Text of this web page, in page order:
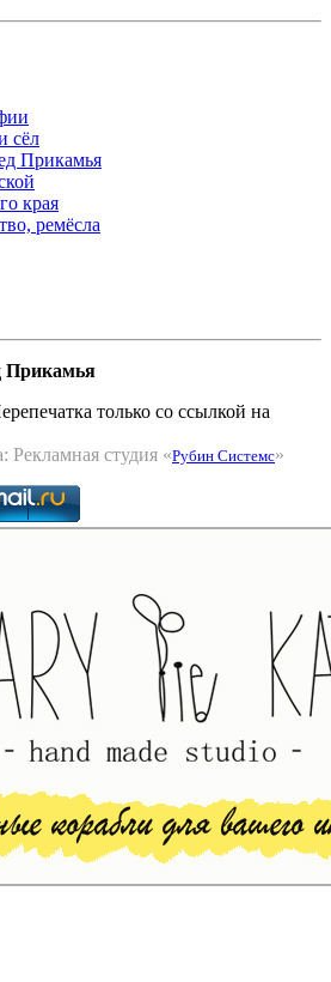
сёл
Прикамья
края
ремёсла
Прикамья
только со ссылкой на
Рекламная студия «Рубин Системс»